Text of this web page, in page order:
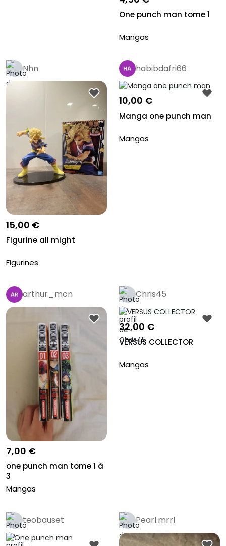
One punch man tome 1
Mangas
Nhn
15,00 €
Figurine all might
Figurines
habibdafri66
10,00 €
Manga one punch man
Mangas
arthur_mcn
7,00 €
one punch man tome 1 à
3
Mangas
Chris45
32,00 €
VERSUS COLLECTOR
Mangas
teobauset Pearl.mrrl